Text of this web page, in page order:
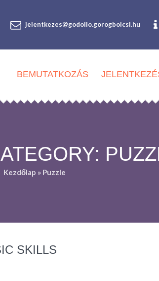
jelentkezes@godollo.gorogbolcsi.hu
BEMUTATKOZÁS
Kezdőlap » Puzzle
SKILLS